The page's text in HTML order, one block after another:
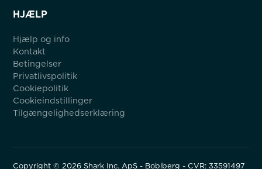
HJÆLP
Hjælp og info
Kontakt
Betingelser
Privatlivspolitik
Cookiepolitik
Cookieindstillinger
Tilgængelighedserklæring
Copyright © 2026 Shark Inc. ApS - Boblberg - CVR: 33591497